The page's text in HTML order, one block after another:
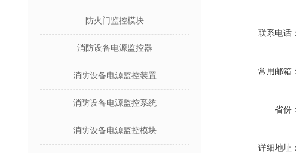
防火门监控模块
消防设备电源监控器
消防设备电源监控装置
消防设备电源监控系统
消防设备电源监控模块
联系电话：
常用邮箱：
省份：
详细地址：